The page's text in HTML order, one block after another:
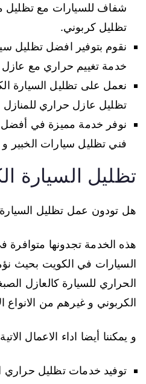
شفاف للسيارات مع تظليل
تظليل كربوني.
نقوم بتوفير افضل تظليل
خدمة تغييم حراري مع
نعمل على تظليل السيارة
تظليل عازل حراري
فني تظليل سيارات الخبير و
تظليل السيارة
هل تودون عمل تظليل
هذه الخدمة تجدونها
السيارات في الكويت بحيث
الحراري للسيارة كالعازل
الكربوني و غيرهم من الانواع
و يمكننا أيضا اداء الاعمال
توفيد خدمات تظليل حراري